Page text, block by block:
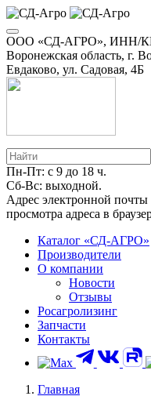
ООО «СД-АГРО», ИНН/
Воронежская область, г.
Евдаково, ул. Садовая, 4Б
Пн-Пт: с 9 до 18 ч.
Сб-Вс: выходной.
8-800-100-34-01
Адрес электронной
Каталог «СД-АГРО»
Производители
О компании
Новости
Отзывы
Росагролизинг
Запчасти
Контакты